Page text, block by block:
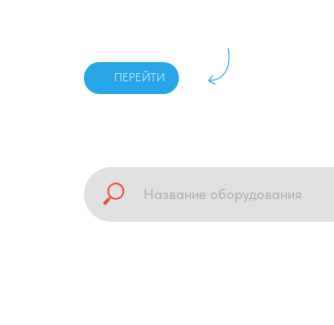
ПЕРЕЙТИ